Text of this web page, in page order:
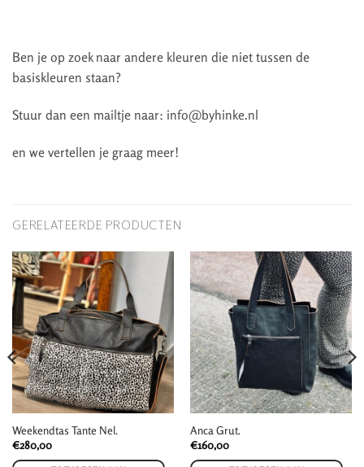
Ben je op zoek naar andere kleuren die niet tussen de
basiskleuren staan?
Stuur dan een mailtje naar: info@byhinke.nl
en we vertellen je graag meer!
GERELATEERDE PRODUCTEN
Weekendtas Tante Nel.
€280,00
Anca Grut.
€160,00